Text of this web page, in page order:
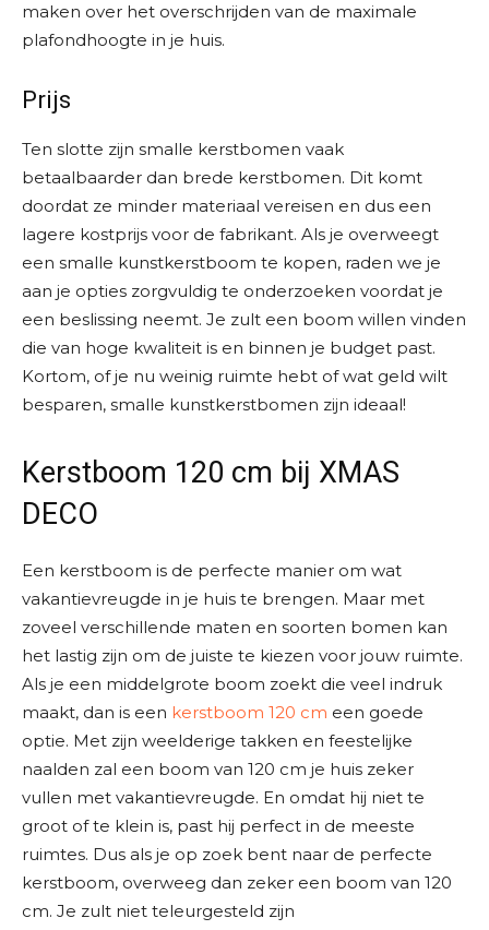
maken over het overschrijden van de maximale
plafondhoogte in je huis.
Prijs
Ten slotte zijn smalle kerstbomen vaak
betaalbaarder dan brede kerstbomen. Dit komt
doordat ze minder materiaal vereisen en dus een
lagere kostprijs voor de fabrikant. Als je overweegt
een smalle kunstkerstboom te kopen, raden we je
aan je opties zorgvuldig te onderzoeken voordat je
een beslissing neemt. Je zult een boom willen vinden
die van hoge kwaliteit is en binnen je budget past.
Kortom, of je nu weinig ruimte hebt of wat geld wilt
besparen, smalle kunstkerstbomen zijn ideaal!
Kerstboom 120 cm bij XMAS
DECO
Een kerstboom is de perfecte manier om wat
vakantievreugde in je huis te brengen. Maar met
zoveel verschillende maten en soorten bomen kan
het lastig zijn om de juiste te kiezen voor jouw ruimte.
Als je een middelgrote boom zoekt die veel indruk
maakt, dan is een kerstboom 120 cm een goede
optie. Met zijn weelderige takken en feestelijke
naalden zal een boom van 120 cm je huis zeker
vullen met vakantievreugde. En omdat hij niet te
groot of te klein is, past hij perfect in de meeste
ruimtes. Dus als je op zoek bent naar de perfecte
kerstboom, overweeg dan zeker een boom van 120
cm. Je zult niet teleurgesteld zijn